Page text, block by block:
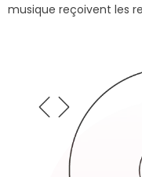
musique reçoivent les